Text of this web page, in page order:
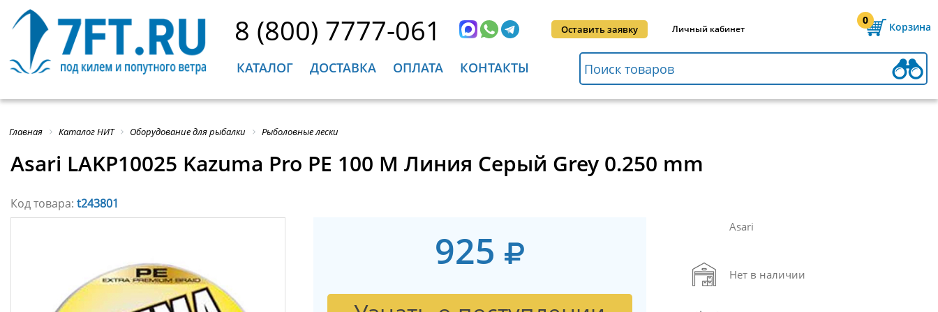
8 (800) 7777-061 Оставить заявку Личный кабинет
0
Корзина
КАТАЛОГ ДОСТАВКА ОПЛАТА КОНТАКТЫ
Главная Каталог НИТ Оборудование для рыбалки Рыболовные лески
Asari LAKP10025 Kazuma Pro PE 100 M Линия Серый Grey 0.250 mm
Код товара: t243801
925
Asari
Нет в наличии